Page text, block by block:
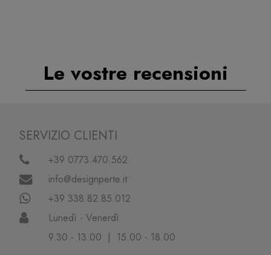
Le vostre recensioni
SERVIZIO CLIENTI
+39 0773.470.562
info@designperte.it
+39 338.82.85.012
Lunedì - Venerdì
9.30 - 13.00 | 15.00 - 18.00